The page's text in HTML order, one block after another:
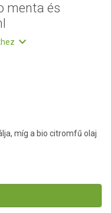
menta és
míg a bio citromfű olaj